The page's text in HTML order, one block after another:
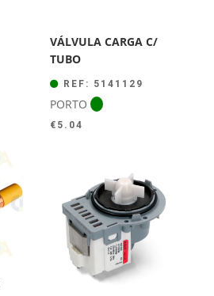
VÁLVULA CARGA C/
TUBO
REF: 5141129
PORTO
€ 5.04